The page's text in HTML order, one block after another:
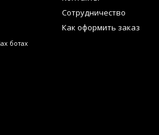
Сотрудничество
Как оформить заказ
ботах